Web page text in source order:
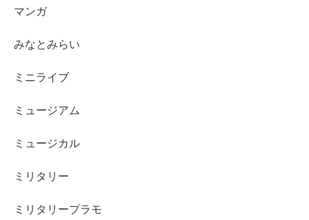
マンガ
みなとみらい
ミニライブ
ミュージアム
ミュージカル
ミリタリー
ミリタリープラモ